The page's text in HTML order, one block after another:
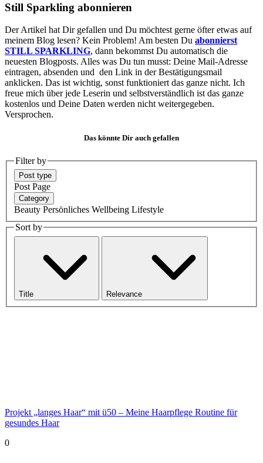
Still Sparkling abonnieren
Der Artikel hat Dir gefallen und Du möchtest gerne öfter etwas auf
meinem Blog lesen? Kein Problem! Am besten Du abonnierst
STILL SPARKLING, dann bekommst Du automatisch die
neuesten Blogposts. Alles was Du tun musst: Deine Mail-Adresse
eintragen, absenden und den Link in der Bestätigungsmail
anklicken. Das ist wichtig, sonst funktioniert das ganze nicht. Ich
freue mich über jede Leserin und selbstverständlich ist das ganze
kostenlos und Deine Daten werden nicht weitergegeben.
Versprochen.
Das könnte Dir auch gefallen
Filter by
Post type
Post Page
Category
Beauty Persönliches Wellbeing Lifestyle
Sort by
Title Relevance
Projekt „langes Haar“ mit ü50 – Meine Haarpflege Routine für
gesundes Haar
0